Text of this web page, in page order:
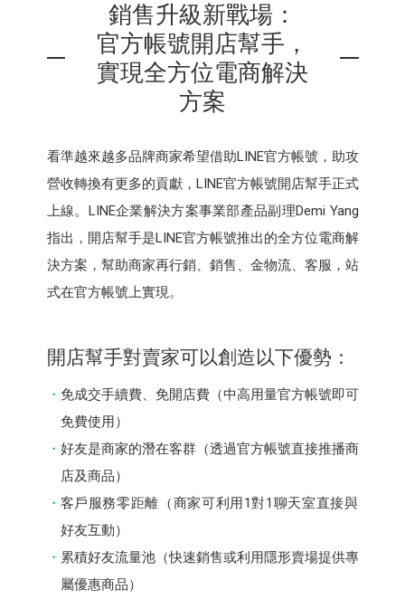
銷售升級新戰場：
官方帳號開店幫手，
實現全方位電商解決
方案
看準越來越多品牌商家希望借助LINE官方帳號，助攻
營收轉換有更多的貢獻，LINE官⽅帳號開店幫⼿正式
上線。LINE企業解決⽅案事業部產品副理Demi Yang
指出，開店幫⼿是LINE官⽅帳號推出的全⽅位電商解
決⽅案，幫助商家再⾏銷、銷售、⾦物流、客服，站
式在官⽅帳號上實現。
開店幫⼿對賣家可以創造以下優勢：
免成交⼿續費、免開店費（中⾼⽤量官⽅帳號即可
免費使用）
好友是商家的潛在客群（透過官⽅帳號直接推播商
店及商品）
客⼾服務零距離（商家可利用1對1聊天室直接與
好友互動）
累積好友流量池（快速銷售或利用隱形賣場提供專
屬優惠商品）